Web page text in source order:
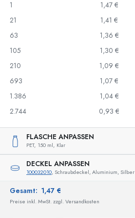
1
1,47 €
21
1,41 €
63
1,36 €
105
1,30 €
210
1,09 €
693
1,07 €
1.386
1,04 €
2.744
0,93 €
FLASCHE ANPASSEN
PET, 150 ml, Klar
DECKEL ANPASSEN
100032010, Schraubdeckel, Aluminium, Silber
Gesamt: 1,47 €
Preise inkl. MwSt. zzgl. Versandkosten